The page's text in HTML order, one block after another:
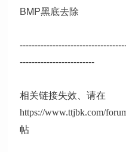
BMP黑底去除
-------------------------
相关链接失效、请在
https://www.ttjbk.com/
帖